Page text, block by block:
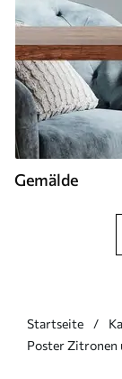
Gemälde
Startseite
Poster Zitronen